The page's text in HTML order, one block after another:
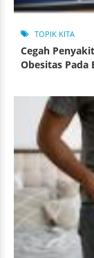
TOPIK KITA
Cegah
Obesitas Pada